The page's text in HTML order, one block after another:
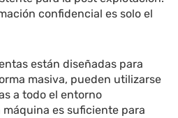
confidencial es solo el
están diseñadas para
masiva, pueden utilizarse
a todo el entorno
es suficiente para